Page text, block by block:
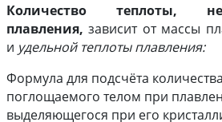
Количество теплоты,
плавления, зависит от массы
и удельной теплоты плавления:
Формула для подсчёта
поглощаемого телом при
выделяющегося при его